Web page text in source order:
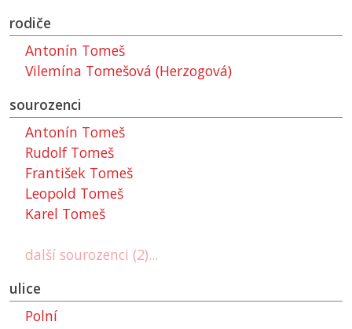
rodiče
Antonín Tomeš
Vilemína Tomešová (Herzogová)
sourozenci
Antonín Tomeš
Rudolf Tomeš
František Tomeš
Leopold Tomeš
Karel Tomeš
další sourozenci (2)...
ulice
Polní